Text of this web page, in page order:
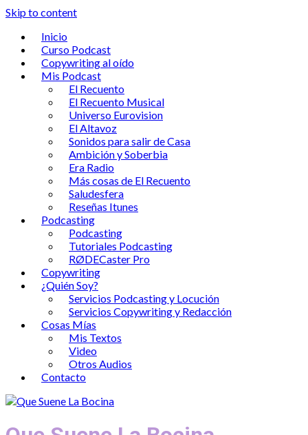
Skip to content
Inicio
Curso Podcast
Copywriting al oído
Mis Podcast
El Recuento
El Recuento Musical
Universo Eurovision
El Altavoz
Sonidos para salir de Casa
Ambición y Soberbia
Era Radio
Más cosas de El Recuento
Saludesfera
Reseñas Itunes
Podcasting
Podcasting
Tutoriales Podcasting
RØDECaster Pro
Copywriting
¿Quién Soy?
Servicios Podcasting y Locución
Servicios Copywriting y Redacción
Cosas Mías
Mis Textos
Video
Otros Audios
Contacto